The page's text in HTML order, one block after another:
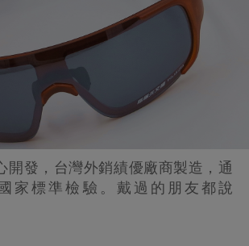
開發，台灣外銷績優廠商製造，通
家標準檢驗。戴過的朋友都說